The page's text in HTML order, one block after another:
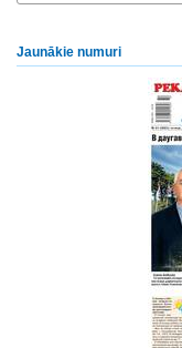
Jaunākie numuri